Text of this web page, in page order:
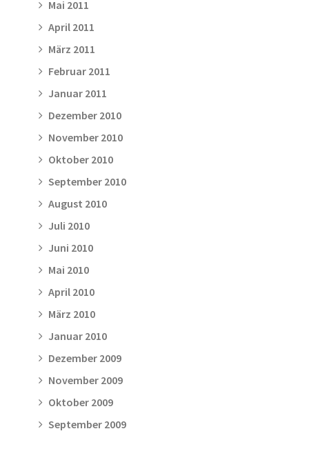
Mai 2011
April 2011
März 2011
Februar 2011
Januar 2011
Dezember 2010
November 2010
Oktober 2010
September 2010
August 2010
Juli 2010
Juni 2010
Mai 2010
April 2010
März 2010
Januar 2010
Dezember 2009
November 2009
Oktober 2009
September 2009